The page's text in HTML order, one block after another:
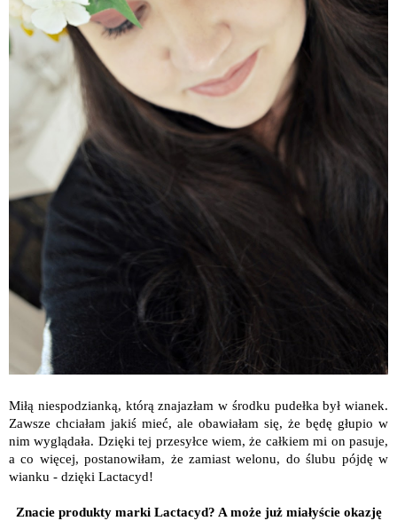
Miłą niespodzianką, którą znajazłam w środku pudełka był wianek.
Zawsze chciałam jakiś mieć, ale obawiałam się, że będę głupio w
nim wyglądała. Dzięki tej przesyłce wiem, że całkiem mi on pasuje,
a co więcej, postanowiłam, że zamiast welonu, do ślubu pójdę w
wianku - dzięki Lactacyd!
Znacie produkty marki Lactacyd? A może już miałyście okazję